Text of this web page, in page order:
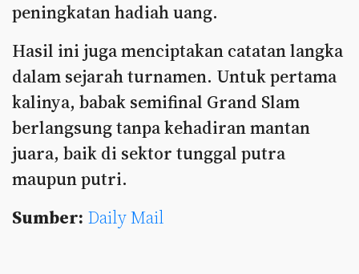
peningkatan hadiah uang.
Hasil ini juga menciptakan catatan langka
dalam sejarah turnamen. Untuk pertama
kalinya, babak semifinal Grand Slam
berlangsung tanpa kehadiran mantan
juara, baik di sektor tunggal putra
maupun putri.
Sumber: Daily Mail